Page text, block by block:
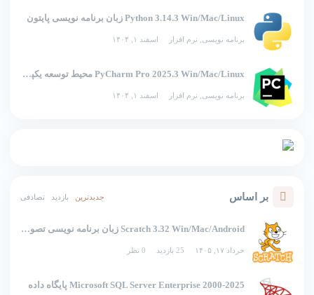
Python 3.14.3 Win/Mac/Linux زبان برنامه نویسی پایتون
برنامه نویسی نرم افزار اسفند ۱, ۱۴۰۴
PyCharm Pro 2025.3 Win/Mac/Linux محیط توسعه یکپارچه برای پایتون
برنامه نویسی نرم افزار اسفند ۱, ۱۴۰۴
بر اساس جدیدترین بازدید تصادفی
Scratch 3.32 Win/Mac/Android زبان برنامه نویسی تصویری اسکرچ
خرداد ۱۷, ۱۴۰۵ 25 بازدید 0 نظر
2000-2025 Microsoft SQL Server Enterprise پایگاه داده